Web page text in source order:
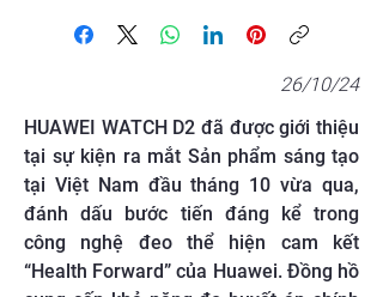
26/10/24
HUAWEI WATCH D2 đã được giới thiệu
tại sự kiện ra mắt Sản phẩm sáng tạo
tại Việt Nam đầu tháng 10 vừa qua,
đánh dấu bước tiến đáng kể trong
công nghệ đeo thể hiện cam kết
“Health Forward” của Huawei. Đồng hồ